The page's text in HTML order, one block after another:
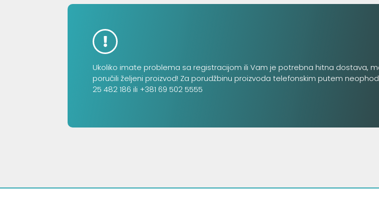
Ukoliko imate problema sa registracijom ili Vam je potrebna hitna dostava,
poručili željeni proizvod! Za porudžbinu proizvoda telefonskim putem
25 482 186 ili +381 69 502 5555